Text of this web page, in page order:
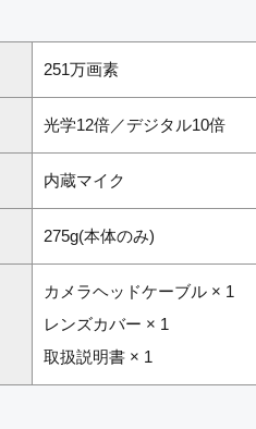
251万画素
光学12倍／デジタル10倍
内蔵マイク
275g(本体のみ)
カメラヘッドケーブル × 1
レンズカバー × 1
取扱説明書 × 1